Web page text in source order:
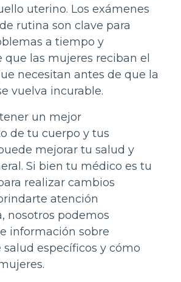
uterino. Los exámenes
rutina son clave para
a tiempo y
que las mujeres reciban el
necesitan antes de que la
vuelva incurable.
un mejor
de tu cuerpo y tus
mejorar tu salud y
Si bien tu médico es tu
realizar cambios
atención
nosotros podemos
información sobre
específicos y cómo